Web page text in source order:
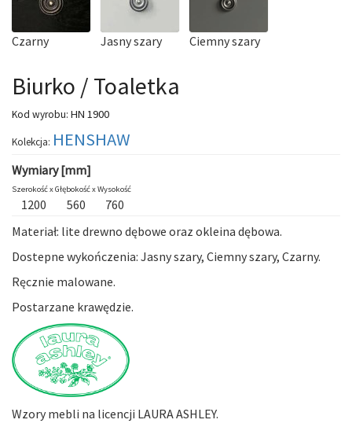
Czarny Jasny szary Ciemny szary
Biurko / Toaletka
Kod wyrobu: HN 1900
Kolekcja: HENSHAW
Wymiary [mm]
Szerokość xGłębokość xWysokość
1200 560
760
Materiał: lite drewno dębowe oraz okleina dębowa.
Dostepne wykończenia: Jasny szary, Ciemny szary, Czarny.
Ręcznie malowane.
Postarzane krawędzie.
Wzory mebli na licencji LAURA ASHLEY.